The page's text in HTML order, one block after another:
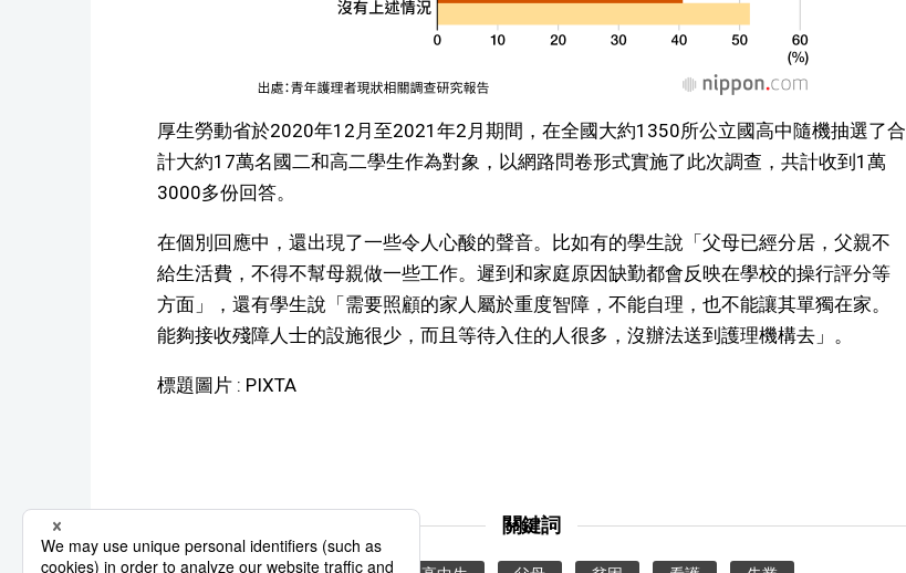
厚生勞動省於2020年12月至2021年2月期間，在全國大約1350所公立國高中隨機抽選了合
計大約17萬名國二和高二學生作為對象，以網路問卷形式實施了此次調查，共計收到1萬
3000多份回答。
在個別回應中，還出現了一些令人心酸的聲音。比如有的學生說「父母已經分居，父親不
給生活費，不得不幫母親做一些工作。遲到和家庭原因缺勤都會反映在學校的操行評分等
方面」，還有學生說「需要照顧的家人屬於重度智障，不能自理，也不能讓其單獨在家。
能夠接收殘障人士的設施很少，而且等待入住的人很多，沒辦法送到護理機構去」。
標題圖片 : PIXTA
關鍵詞